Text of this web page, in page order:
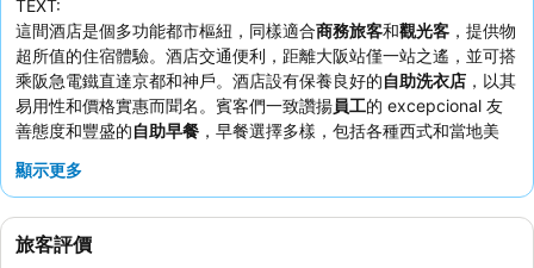
TEXT:
這間酒店是個多功能都市樞紐，同樣適合商務旅客和觀光客 ，提供物
超所值的住宿體驗。酒店交通便利，距離大阪站僅一站之遙，並可搭
乘阪急電鐵直達京都和神戶。酒店設有保養良好的自助洗衣店 ，以其
易用性和價格實惠而聞名。賓客們一致讚揚員工的 excepcional 友
善態度和豐盛的自助早餐 ，早餐選擇多樣，包括各種西式和當地美
顯示更多
旅客評價